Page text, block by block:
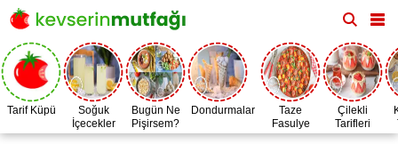
Tarif Küpü
Soğuk
İçecekler
Bugün Ne
Pişirsem?
Dondurmalar
Taze
Fasulye
Zamanı
Çilekli
Tarifleri